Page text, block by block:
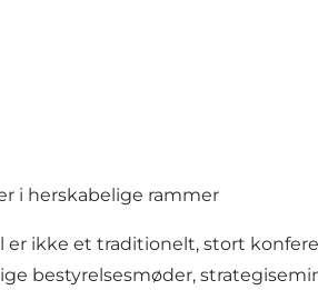
i herskabelige rammer
er ikke et traditionelt, stort
bestyrelsesmøder,